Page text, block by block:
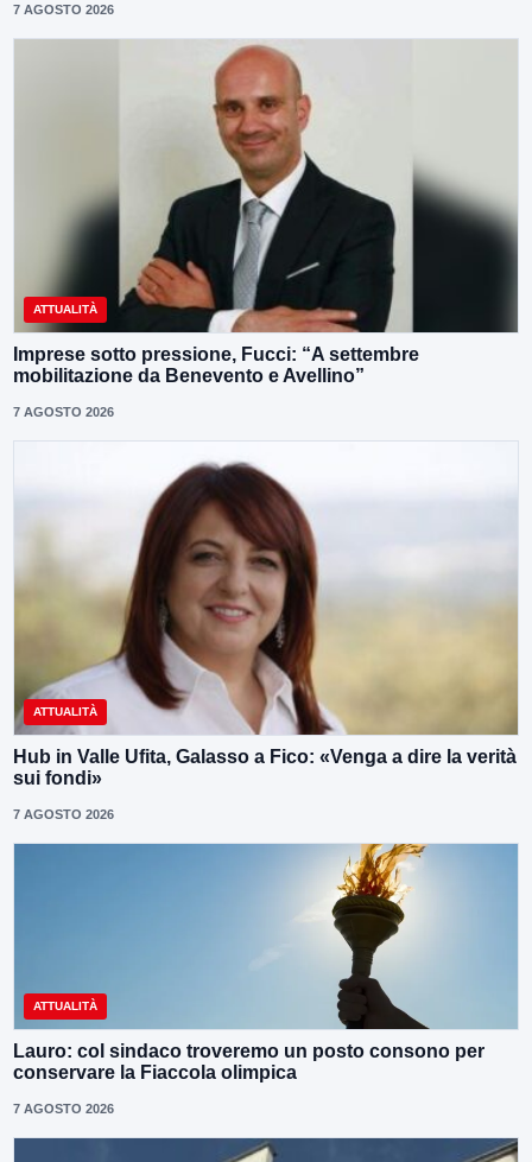
7 AGOSTO 2026
ATTUALITÀ
Imprese sotto pressione, Fucci: “A settembre
mobilitazione da Benevento e Avellino”
7 AGOSTO 2026
ATTUALITÀ
Hub in Valle Ufita, Galasso a Fico: «Venga a dire la verità
sui fondi»
7 AGOSTO 2026
ATTUALITÀ
Lauro: col sindaco troveremo un posto consono per
conservare la Fiaccola olimpica
7 AGOSTO 2026